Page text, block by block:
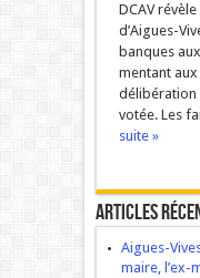
DCAV révèle
d’Aigues-
banques
mentant
délibération
votée. Les
suite »
Articles
Aigues-
maire, l’ex-